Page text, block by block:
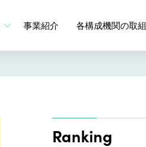
事業紹介 各構成機関の取組
Ranking